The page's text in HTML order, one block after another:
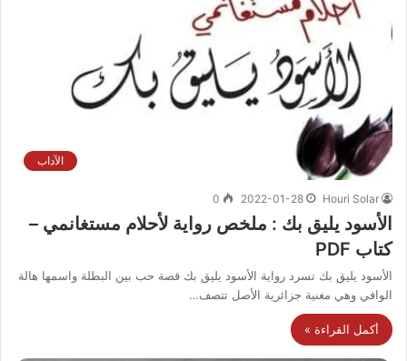
الآداب
Houri Solar
2022-01-28
0
الأسود يليق بك : ملخص رواية لأحلام مستغانمي –
كتاب PDF
الأسود يليق بك تسرد رواية الأسود يليق بك قصة حب بين البطلة واسمها هالة
الوافي وهي مغنية جزائرية الأصل تتصف…
أكمل القراءة »